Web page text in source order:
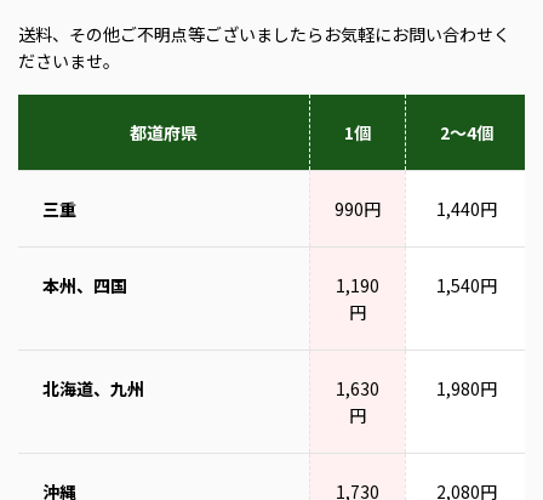
送料、その他ご不明点等ございましたらお気軽にお問い合わせく
ださいませ。
都道府県 1個 2～4個
三重 990円 1,440円
本州、四国
1,190
円
1,540円
北海道、九州
1,630
円
1,980円
沖縄
1,730
2,080円